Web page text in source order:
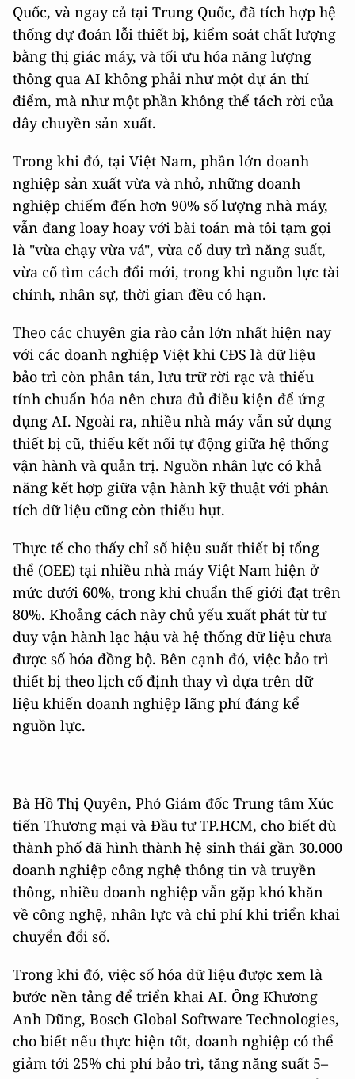
Quốc, và ngay cả tại Trung Quốc, đã tích hợp hệ
thống dự đoán lỗi thiết bị, kiểm soát chất lượng
bằng thị giác máy, và tối ưu hóa năng lượng
thông qua AI không phải như một dự án thí
điểm, mà như một phần không thể tách rời của
dây chuyền sản xuất.
Trong khi đó, tại Việt Nam, phần lớn doanh
nghiệp sản xuất vừa và nhỏ, những doanh
nghiệp chiếm đến hơn 90% số lượng nhà máy,
vẫn đang loay hoay với bài toán mà tôi tạm gọi
là "vừa chạy vừa vá", vừa cố duy trì năng suất,
vừa cố tìm cách đổi mới, trong khi nguồn lực tài
chính, nhân sự, thời gian đều có hạn.
Theo các chuyên gia rào cản lớn nhất hiện nay
với các doanh nghiệp Việt khi CĐS là dữ liệu
bảo trì còn phân tán, lưu trữ rời rạc và thiếu
tính chuẩn hóa nên chưa đủ điều kiện để ứng
dụng AI. Ngoài ra, nhiều nhà máy vẫn sử dụng
thiết bị cũ, thiếu kết nối tự động giữa hệ thống
vận hành và quản trị. Nguồn nhân lực có khả
năng kết hợp giữa vận hành kỹ thuật với phân
tích dữ liệu cũng còn thiếu hụt.
Thực tế cho thấy chỉ số hiệu suất thiết bị tổng
thể (OEE) tại nhiều nhà máy Việt Nam hiện ở
mức dưới 60%, trong khi chuẩn thế giới đạt trên
80%. Khoảng cách này chủ yếu xuất phát từ tư
duy vận hành lạc hậu và hệ thống dữ liệu chưa
được số hóa đồng bộ. Bên cạnh đó, việc bảo trì
thiết bị theo lịch cố định thay vì dựa trên dữ
liệu khiến doanh nghiệp lãng phí đáng kể
nguồn lực.
Bà Hồ Thị Quyên, Phó Giám đốc Trung tâm Xúc
tiến Thương mại và Đầu tư TP.HCM, cho biết dù
thành phố đã hình thành hệ sinh thái gần 30.000
doanh nghiệp công nghệ thông tin và truyền
thông, nhiều doanh nghiệp vẫn gặp khó khăn
về công nghệ, nhân lực và chi phí khi triển khai
chuyển đổi số.
Trong khi đó, việc số hóa dữ liệu được xem là
bước nền tảng để triển khai AI. Ông Khương
Anh Dũng, Bosch Global Software Technologies,
cho biết nếu thực hiện tốt, doanh nghiệp có thể
giảm tới 25% chi phí bảo trì, tăng năng suất 5–